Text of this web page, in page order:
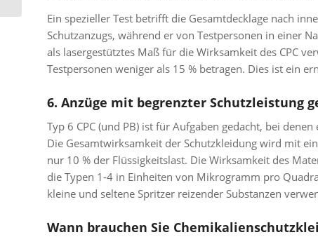
Ein spezieller Test betrifft die Gesamtdecklage nach
Schutzanzugs, während er von Testpersonen in einer
als lasergestütztes Maß für die Wirksamkeit des CPC
Testpersonen weniger als 15 % betragen. Dies ist ein
6. Anzüge mit begrenzter Schutzleistung
Typ 6 CPC (und PB) ist für Aufgaben gedacht, bei
Die Gesamtwirksamkeit der Schutzkleidung wird mit
nur 10 % der Flüssigkeitslast. Die Wirksamkeit des
die Typen 1-4 in Einheiten von Mikrogramm pro
kleine und seltene Spritzer reizender Substanzen
Wann brauchen Sie